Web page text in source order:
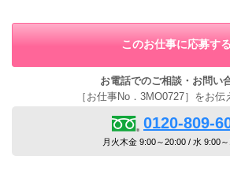
このお仕事に応募する
お電話でのご相談・お問い
［お仕事No．3MO0727］をお伝
0120-809-
月火木金 9:00～20:00 / 水 9:00